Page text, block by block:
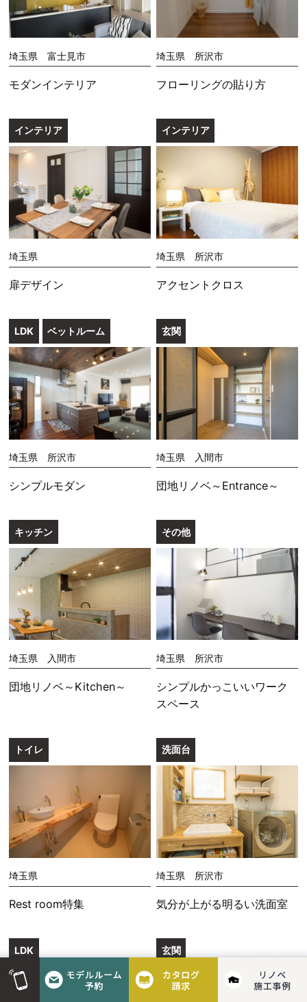
埼玉県 富士見市
モダンインテリア
埼玉県 所沢市
フローリングの貼り方
インテリア
埼玉県
扉デザイン
インテリア
埼玉県 所沢市
アクセントクロス
LDK ベットルーム
埼玉県 所沢市
シンプルモダン
玄関
埼玉県 入間市
団地リノベ～Entrance～
キッチン
埼玉県 入間市
団地リノベ～Kitchen～
その他
埼玉県 所沢市
シンプルかっこいいワーク
スペース
トイレ
埼玉県
Rest room特集
洗面台
埼玉県 所沢市
気分が上がる明るい洗面室
LDK 玄関